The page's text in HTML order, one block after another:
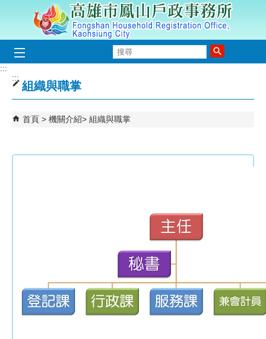
跳到主要內容區塊
尋
:::
:::
組織與職掌
首頁 機關介紹 組織與職掌